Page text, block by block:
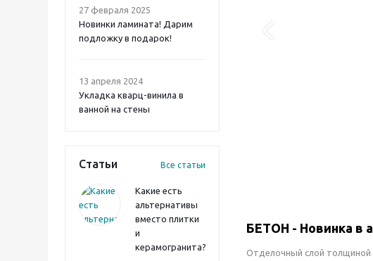
27 февраля 2025
Новинки ламината! Дарим
подложку в подарок!
13 апреля 2024
Укладка кварц-винила в
ванной на стены
Статьи Все статьи
Какие есть
альтернативы
вместо плитки
и
керамогранита?
БЕТОН - Новинка в
Отделочный слой толщиной